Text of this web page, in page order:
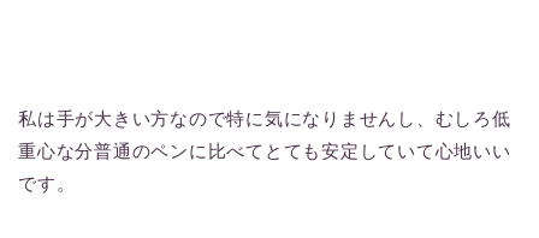
私は手が大きい方なので特に気になりませんし、むしろ低
重心な分普通のペンに比べてとても安定していて心地いい
です。